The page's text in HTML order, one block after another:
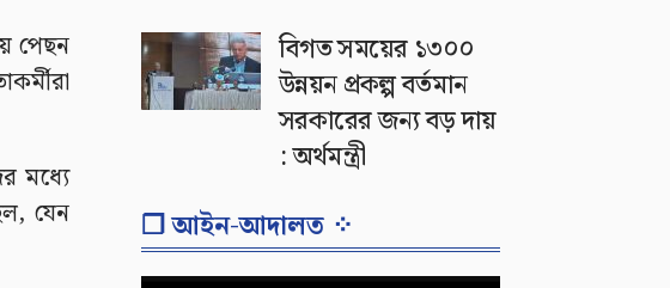
পেছন
মধ্যে
যেন
বিগত সময়ের ১৩০০
উন্নয়ন প্রকল্প বর্তমান
সরকারের জন্য বড় দায়
: অর্থমন্ত্রী
❐ আইন-আদালত ⁘